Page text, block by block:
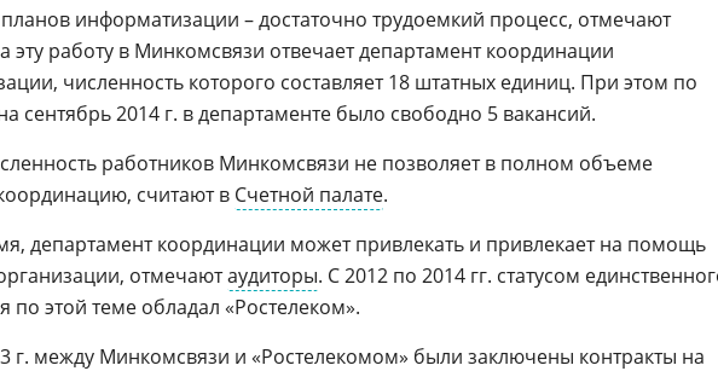
информатизации – достаточно трудоемкий процесс, отмечают
эту работу в Минкомсвязи отвечает департамент координации
численность которого составляет 18 штатных единиц. При этом по
сентябрь 2014 г. в департаменте было свободно 5 вакансий.
работников Минкомсвязи не позволяет в полном объеме
считают в Счетной палате.
департамент координации может привлекать и привлекает на помощь
отмечаютаудиторы. С 2012 по 2014 гг. статусом
по этой теме обладал «Ростелеком».
г. между Минкомсвязи и «Ростелекомом» были заключены контракты на